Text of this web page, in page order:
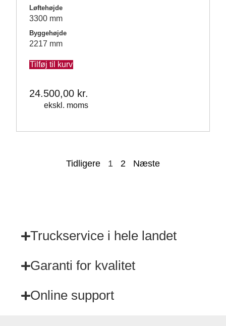
Løftehøjde
3300 mm
Byggehøjde
2217 mm
Tilføj til kurv
24.500,00 kr.
ekskl. moms
Tidligere 1 2 Næste
Truckservice i hele landet
Garanti for kvalitet
Online support